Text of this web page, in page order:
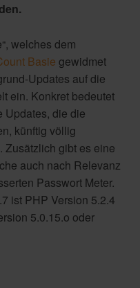
welches dem
Basie gewidmet
Updates auf die
ein. Konkret bedeutet
Updates, die die
künftig völlig
Zusätzlich gibt es eine
auch nach Relevanz
Passwort Meter.
ist PHP Version 5.2.4
5.0.15.o oder